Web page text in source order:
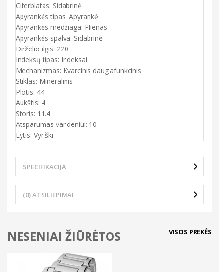
Ciferblatas: Sidabrinė
Apyrankės tipas: Apyrankė
Apyrankės medžiaga: Plienas
Apyrankės spalva: Sidabrinė
Dirželio ilgis: 220
Indeksų tipas: Indeksai
Mechanizmas: Kvarcinis daugiafunkcinis
Stiklas: Mineralinis
Plotis: 44
Aukštis: 4
Storis: 11.4
Atsparumas vandeniui: 10
Lytis: Vyriški
SPECIFIKACIJA
(0) ATSILIEPIMAI
NESENIAI ŽIŪRĖTOS VISOS PREKĖS